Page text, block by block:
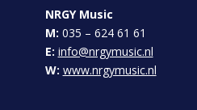
NRGY Music
M: 035 – 624 61 61
E: info@nrgymusic.nl
W: www.nrgymusic.nl